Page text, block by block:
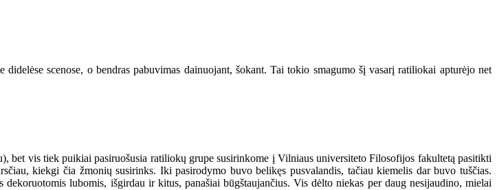
scenose, o bendras pabuvimas dainuojant, šokant. Tai tokio smagumo šį vasarį ratiliokai apturėjo net
bet vis tiek puikiai pasiruošusia ratiliokų grupe susirinkome į Vilniaus universiteto Filosofijos fakultetą pasitikti
kiekgi čia žmonių susirinks. Iki pasirodymo buvo belikęs pusvalandis, tačiau kiemelis dar buvo tuščias.
lubomis, išgirdau ir kitus, panašiai būgštaujančius. Vis dėlto niekas per daug nesijaudino, mielai